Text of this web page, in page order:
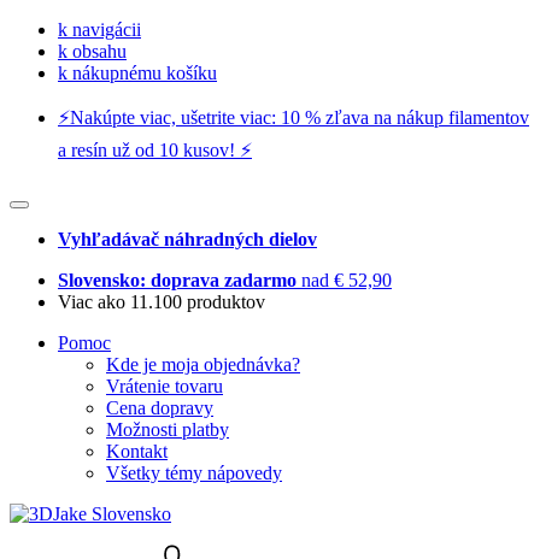
k navigácii
k obsahu
k nákupnému košíku
⚡️Nakúpte viac, ušetrite viac: 10 % zľava na nákup filamentov
a resín už od 10 kusov! ⚡️
Vyhľadávač náhradných dielov
Slovensko: doprava zadarmo nad € 52,90
Viac ako 11.100 produktov
Pomoc
Kde je moja objednávka?
Vrátenie tovaru
Cena dopravy
Možnosti platby
Kontakt
Všetky témy nápovedy